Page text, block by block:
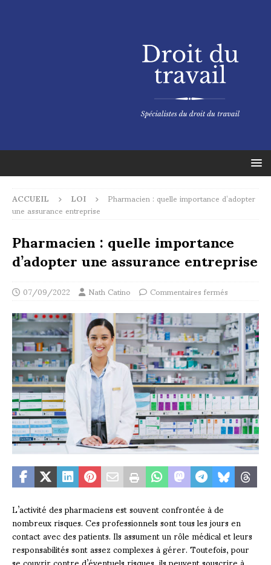
ACCUEIL LOI Pharmacien : quelle importance d’adopter
une assurance entreprise
Pharmacien : quelle importance
d’adopter une assurance entreprise
07/09/2022 Nath Catino Commentaires fermés
L’activité des pharmaciens est souvent confrontée à de
nombreux risques. Ces professionnels sont tous les jours en
contact avec des patients. Ils assument un rôle médical et leurs
responsabilités sont assez complexes à gérer. Toutefois, pour